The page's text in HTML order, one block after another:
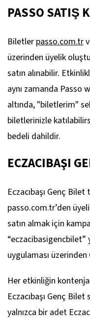
PASSO SATIŞ
Biletler passo.com.tr
üzerinden üyelik
satın alınabilir.
aynı zamanda Passo
altında, "biletlerim"
biletlerinizle
bedeli dahildir.
ECZACIBAŞI
Eczacıbaşı Genç
passo.com.tr’den
satın almak için
“eczacibasigencbilet”
uygulaması
Her etkinliğin
Eczacıbaşı Genç
yalnızca bir adet